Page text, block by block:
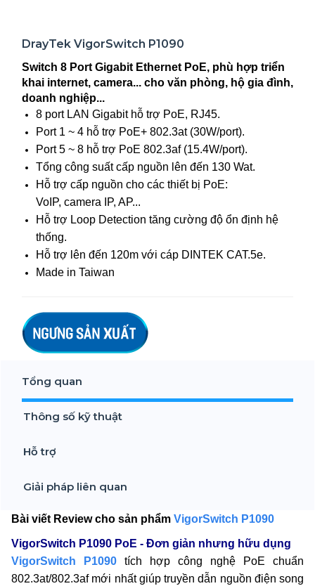
DrayTek VigorSwitch P1090
Switch 8 Port Gigabit Ethernet PoE, phù hợp triển
khai internet, camera... cho văn phòng, hộ gia đình,
doanh nghiệp...
8 port LAN Gigabit hỗ trợ PoE, RJ45.
Port 1 ~ 4 hỗ trợ PoE+ 802.3at (30W/port).
Port 5 ~ 8 hỗ trợ PoE 802.3af (15.4W/port).
Tổng công suất cấp nguồn lên đến 130 Wat.
Hỗ trợ cấp nguồn cho các thiết bị PoE:
VoIP, camera IP, AP...
Hỗ trợ Loop Detection tăng cường độ ổn định hệ
thống.
Hỗ trợ lên đến 120m với cáp DINTEK CAT.5e.
Made in Taiwan
Tổng quan
Thông số kỹ thuật
Hỗ trợ
Giải pháp liên quan
Bài viết Review cho sản phẩm VigorSwitch P1090
VigorSwitch P1090 PoE - Đơn giản nhưng hữu dụng
VigorSwitch P1090 tích hợp công nghệ PoE chuẩn
802.3at/802.3af mới nhất giúp truyền dẫn nguồn điện song